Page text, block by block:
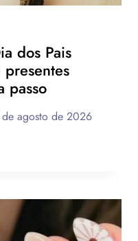
dos Pais
passo
agosto de 2026